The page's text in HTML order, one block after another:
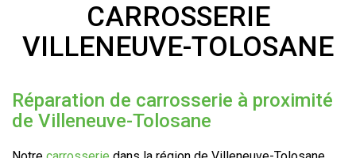
CARROSSERIE
VILLENEUVE-TOLOSANE
Réparation de carrosserie à proximité
de Villeneuve-Tolosane